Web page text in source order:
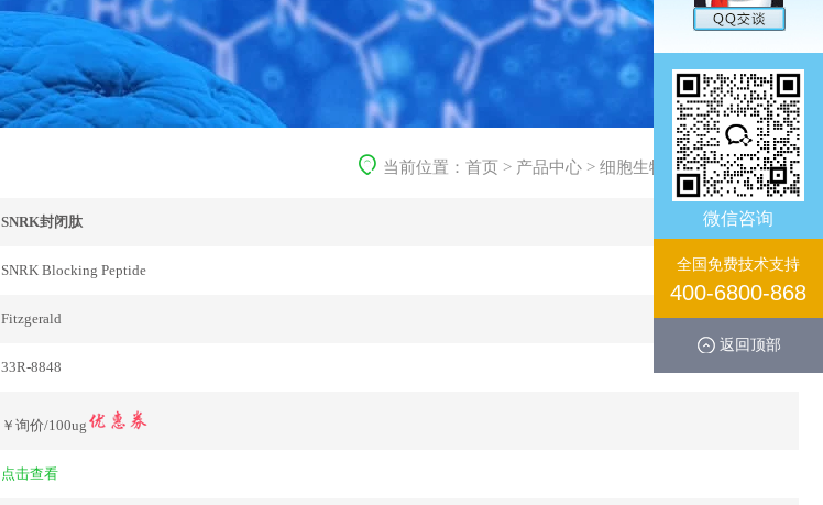
当前位置： 首页 > 产品中心 > 细胞生物学产品>重组蛋白
SNRK封闭肽
SNRK Blocking Peptide
Fitzgerald
33R-8848
￥询价/100ug
点击查看
微信咨询
全国免费技术支持
400-6800-868
返回顶部